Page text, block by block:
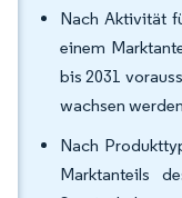
Nach Aktivität
einem
bis 2031
wachsen
Nach
Marktanteils